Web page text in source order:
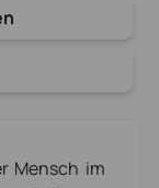
Mensch im